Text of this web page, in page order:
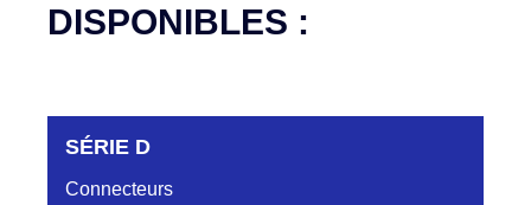
DISPONIBLES :
SÉRIE D
Connecteurs